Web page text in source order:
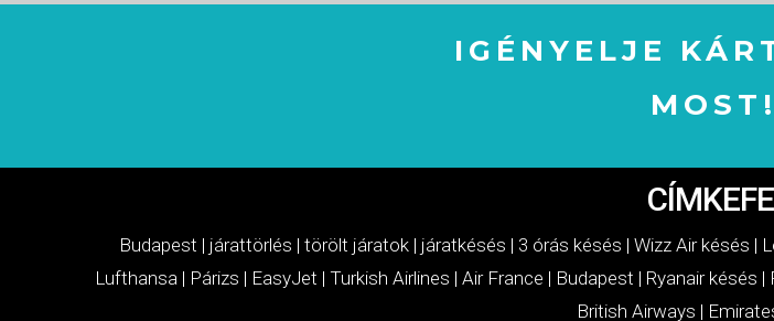
IGÉNYELJE
MOST!
Budapest | járattörlés | törölt járatok | járatkésés | 3 órás késés | Wizz Air késés |
Lufthansa| Párizs | EasyJet | Turkish Airlines | Air France | Budapest | Ryanair késés |
British Airways |